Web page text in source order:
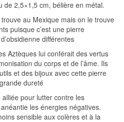
de 2,5×1,5 cm, bélière en métal.
au Mexique mais on le trouve
puisque c’est une pierre
différentes
Aztèques lui conférait des vertus
du corps et de l’âme. Ils
et des bijoux avec cette pierre
dureté
alliée pour lutter contre les
les énergies négatives.
sensible aux colères et à la